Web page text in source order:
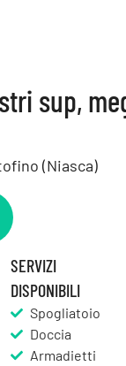
sup,
(Niasca)
SERVIZI
DISPONIBILI
Spogliatoio
Doccia
Armadietti